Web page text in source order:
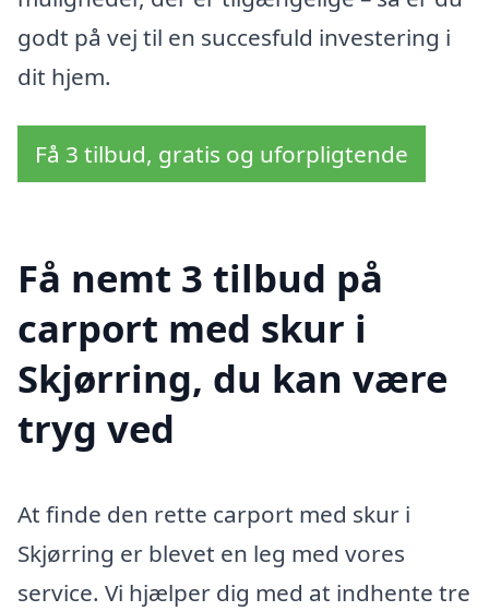
godt på vej til en succesfuld investering i
dit hjem.
Få 3 tilbud, gratis og uforpligtende
Få nemt 3 tilbud på
carport med skur i
Skjørring, du kan være
tryg ved
At finde den rette carport med skur i
Skjørring er blevet en leg med vores
service. Vi hjælper dig med at indhente tre